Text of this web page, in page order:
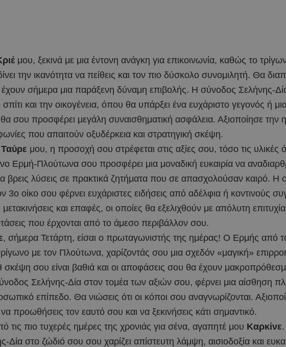
μου, ξεκινά με μια έντονη ανάγκη για επικοινωνία, καθώς το
την ικανότητα να πείθεις και τον πιο δύσκολο συνομιλητή. Θα
έχουν σήμερα μια παράξενη δύναμη επιβολής. Η σύνοδος Σελήνης-
σπίτι και την οικογένεια, όπου θα υπάρξει ένα ευχάριστο γεγονός ή
σου προσφέρει μεγάλη συναισθηματική ασφάλεια. Αξιοποίησε την
που απαιτούν οξυδέρκεια και στρατηγική σκέψη.
Ταύρε μου, η προσοχή σου στρέφεται στις αξίες σου, τόσο τις υλικές
Ερμή-Πλούτωνα σου προσφέρει μια μοναδική ευκαιρία να
βρεις λύσεις σε πρακτικά ζητήματα που σε απασχολούσαν καιρό. Η
3ο οίκο σου φέρνει ευχάριστες ειδήσεις από αδέλφια ή κοντινούς
και επαφές, οι οποίες θα εξελιχθούν με απόλυτη
που έρχονται από το άμεσο περιβάλλον σου.
, σήμερα Τετάρτη, είσαι ο πρωταγωνιστής της ημέρας! Ο Ερμής από
με τον Πλούτωνα, χαρίζοντάς σου μια σχεδόν «μαγική»
σου είναι βαθιά και οι αποφάσεις σου θα έχουν
Σελήνης-Δία στον τομέα των αξιών σου, φέρνει μια αίσθηση
επίπεδο. Θα νιώσεις ότι οι κόποι σου αναγνωρίζονται.
να προωθήσεις τον εαυτό σου και να ξεκινήσεις κάτι σημαντικό.
τις πιο τυχερές ημέρες της χρονιάς για σένα, αγαπητέ μου Καρκίνε
Δία στο ζώδιό σου σου χαρίζει απίστευτη λάμψη, αισιοδοξία και